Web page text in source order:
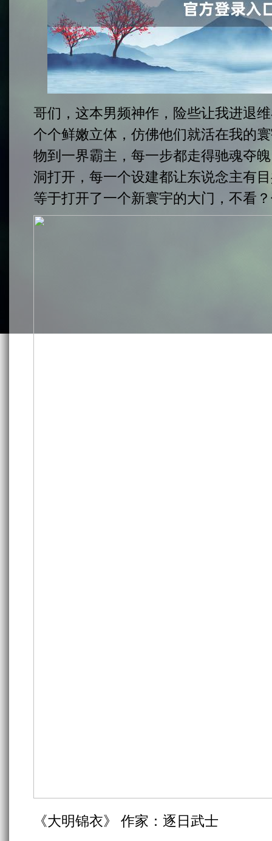
哥们，这本男频神作，险些让我进退
个个鲜嫩立体，仿佛他们就活在我的
物到一界霸主，每一步都走得驰魂夺
洞打开，每一个设建都让东说念主有
等于打开了一个新寰宇的大门，不看
《大明锦衣》 作家：逐日武士